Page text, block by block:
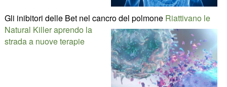
Gli inibitori delle Bet nel cancro del polmone Riattivano le
Natural Killer aprendo la
strada a nuove terapie